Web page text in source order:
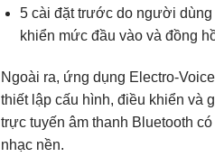
5 cài đặt trước do người dùng
khiển mức đầu vào và đồng
Ngoài ra, ứng dụng Electro-
thiết lập cấu hình, điều khiển và
trực tuyến âm thanh Bluetooth
nhạc nền.